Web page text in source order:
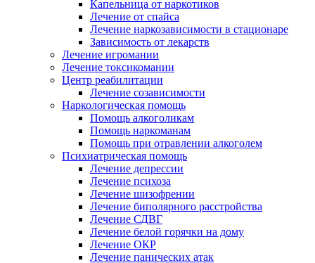
Капельница от наркотиков
Лечение от спайса
Лечение наркозависимости в стационаре
Зависимость от лекарств
Лечение игромании
Лечение токсикомании
Центр реабилитации
Лечение созависимости
Наркологическая помощь
Помощь алкоголикам
Помощь наркоманам
Помощь при отравлении алкоголем
Психиатрическая помощь
Лечение депрессии
Лечение психоза
Лечение шизофрении
Лечение биполярного расстройства
Лечение СДВГ
Лечение белой горячки на дому
Лечение ОКР
Лечение панических атак